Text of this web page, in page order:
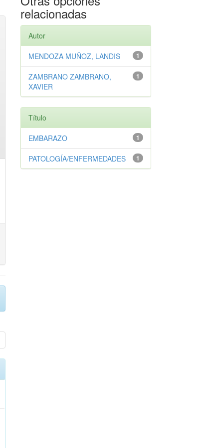
relacionadas
Autor
1
MENDOZA MUÑOZ, LANDIS
1
ZAMBRANO ZAMBRANO,
XAVIER
Título
1
EMBARAZO
1
PATOLOGÍA/ENFERMEDADES